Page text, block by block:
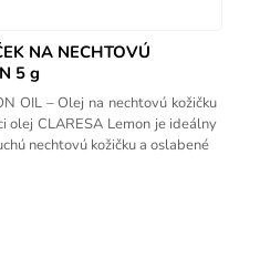
NA NECHTOVÚ
5 g
OIL – Olej na nechtovú kožičku
olej CLARESA Lemon je ideálny
nechtovú kožičku a oslabené